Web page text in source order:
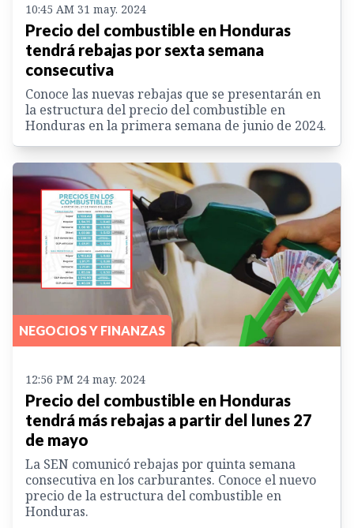
10:45 AM 31 may. 2024
Precio del combustible en Honduras
tendrá rebajas por sexta semana
consecutiva
Conoce las nuevas rebajas que se presentarán en
la estructura del precio del combustible en
Honduras en la primera semana de junio de 2024.
NEGOCIOS Y FINANZAS
12:56 PM 24 may. 2024
Precio del combustible en Honduras
tendrá más rebajas a partir del lunes 27
de mayo
La SEN comunicó rebajas por quinta semana
consecutiva en los carburantes. Conoce el nuevo
precio de la estructura del combustible en
Honduras.